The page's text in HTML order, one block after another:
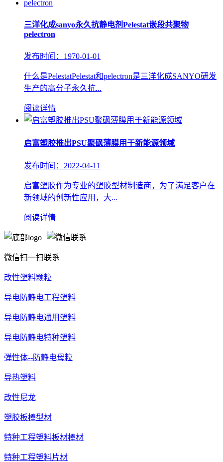
三洋化成sanyo永久抗静电剂Pelestat嵌段共聚物
pelectron
发布时间：1970-01-01
什么是PelestatPelestat和pelectron是三洋化成SANYO研发
生产的高分子永久抗...
阅读详情
启富塑胶推出PSU聚砜薄膜用于新能源领域
发布时间：2022-04-11
启富塑胶作为专业的塑胶型材制造商，为了满足客户在
新领域的创新性应用，大...
阅读详情
微信扫一扫联系
改性塑料颗粒
导电防静电工程塑料
导电防静电通用塑料
导电防静电特种塑料
弹性体--防静电母粒
导热塑料
改性尼龙
塑胶板棒型材
特种工程塑料板材棒材
特种工程塑料片材